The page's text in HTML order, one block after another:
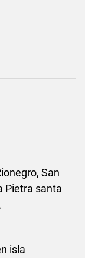
San
Pietra santa
isla